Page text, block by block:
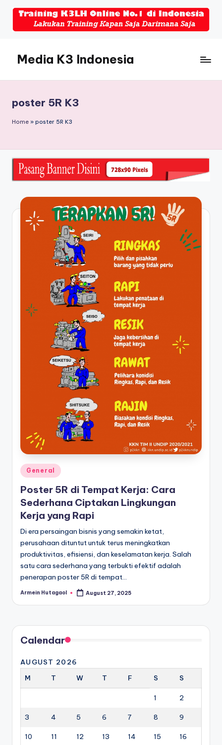
Media K3 Indonesia
Seputar
Dunia
K3LH
poster 5R K3
Home » poster 5R K3
Posted
in
General
Poster 5R di Tempat Kerja: Cara
Sederhana Ciptakan Lingkungan
Kerja yang Rapi
Di era persaingan bisnis yang semakin ketat,
perusahaan dituntut untuk terus meningkatkan
produktivitas, efisiensi, dan keselamatan kerja. Salah
satu cara sederhana yang terbukti efektif adalah
penerapan poster 5R di tempat…
Posted
Armein Hutagaol August 27, 2025
Calendar
AUGUST 2026
M
T W T F S S
1 2
3 4 5 6 7 8 9
10 11 12 13 14 15 16